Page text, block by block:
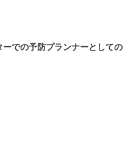
での予防プランナーとしての